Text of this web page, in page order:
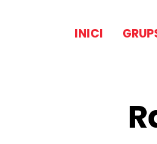
INICI